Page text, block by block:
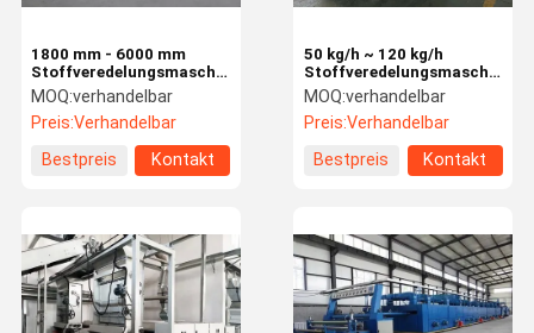
1800 mm - 6000 mm
Stoffveredelungsmaschine
Latexrücklage und
Warmsetzen 30m/Min
Veredelungsstentermaschine
MOQ:verhandelbar
Preis:Verhandelbar
Bestpreis
Kontakt
50 kg/h ~ 120 kg/h
Stoffveredelungsmaschine
1000 mm Kantenöffner
MOQ:verhandelbar
Preis:Verhandelbar
Bestpreis
Kontakt